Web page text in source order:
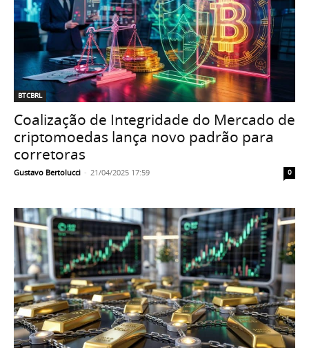
BTCBRL
Coalização de Integridade do Mercado de
criptomoedas lança novo padrão para
corretoras
Gustavo Bertolucci - 21/04/2025 17:59 0